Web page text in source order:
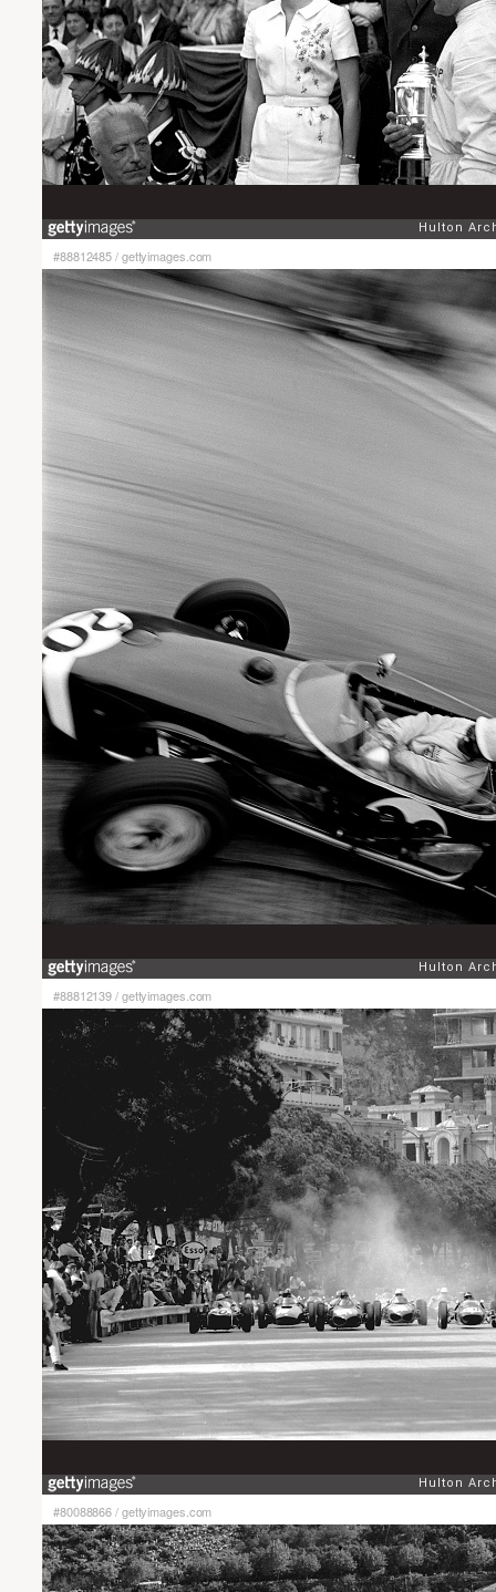
#88812485/gettyimages.com
#88812139/gettyimages.com
#80088866/gettyimages.com